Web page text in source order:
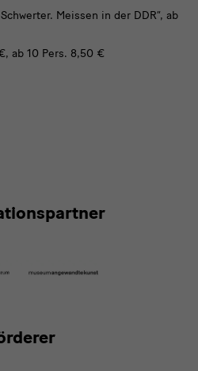
Meissen in der DDR“, ab
ab 10 Pers. 8,50 €